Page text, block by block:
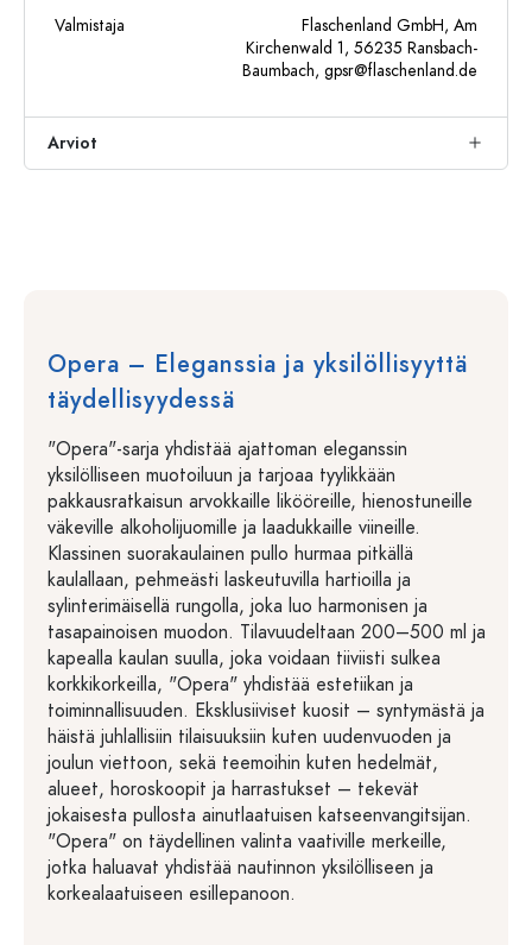
Valmistaja
Flaschenland GmbH, Am
Kirchenwald 1, 56235 Ransbach-
Baumbach, gpsr@flaschenland.de
Arviot
Opera – Eleganssia ja yksilöllisyyttä
täydellisyydessä
"Opera"-sarja yhdistää ajattoman eleganssin
yksilölliseen muotoiluun ja tarjoaa tyylikkään
pakkausratkaisun arvokkaille likööreille, hienostuneille
väkeville alkoholijuomille ja laadukkaille viineille.
Klassinen suorakaulainen pullo hurmaa pitkällä
kaulallaan, pehmeästi laskeutuvilla hartioilla ja
sylinterimäisellä rungolla, joka luo harmonisen ja
tasapainoisen muodon. Tilavuudeltaan 200–500 ml ja
kapealla kaulan suulla, joka voidaan tiiviisti sulkea
korkkikorkeilla, "Opera" yhdistää estetiikan ja
toiminnallisuuden. Eksklusiiviset kuosit – syntymästä ja
häistä juhlallisiin tilaisuuksiin kuten uudenvuoden ja
joulun viettoon, sekä teemoihin kuten hedelmät,
alueet, horoskoopit ja harrastukset – tekevät
jokaisesta pullosta ainutlaatuisen katseenvangitsijan.
"Opera" on täydellinen valinta vaativille merkeille,
jotka haluavat yhdistää nautinnon yksilölliseen ja
korkealaatuiseen esillepanoon.